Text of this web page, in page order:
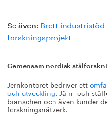
Se även: Brett
forskningsprojekt
Gemensam nordisk
Jernkontoret bedriver ett
och utveckling. Järn- och
branschen och även kunder
forskningsnätverk.